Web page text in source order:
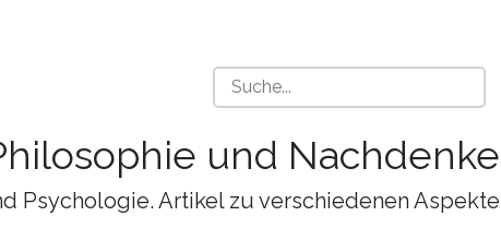
und
Psychologie. Artikel zu verschiedenen